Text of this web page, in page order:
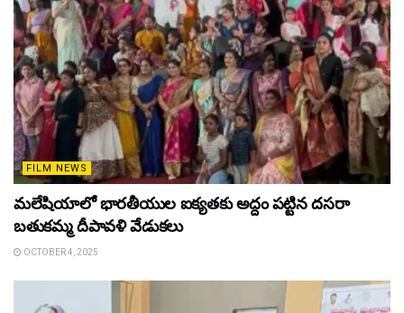
FILM NEWS
మలేషియాలో భారతీయుల ఐక్యతకు అద్దం పట్టిన దసరా
బతుకమ్మ దీపావళి వేడుకలు
OCTOBER 4, 2025